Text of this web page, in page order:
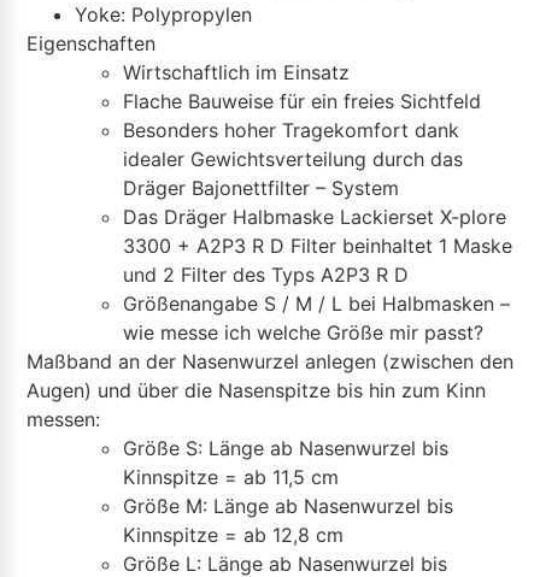
Yoke: Polypropylen
Eigenschaften
Wirtschaftlich im Einsatz
Flache Bauweise für ein freies Sichtfeld
Besonders hoher Tragekomfort dank
idealer Gewichtsverteilung durch das
Dräger Bajonettfilter – System
Das Dräger Halbmaske Lackierset X-plore
3300 + A2P3 R D Filter beinhaltet 1 Maske
und 2 Filter des Typs A2P3 R D
Größenangabe S / M / L bei Halbmasken –
wie messe ich welche Größe mir passt?
Maßband an der Nasenwurzel anlegen (zwischen den
Augen) und über die Nasenspitze bis hin zum Kinn
messen:
Größe S: Länge ab Nasenwurzel bis
Kinnspitze = ab 11,5 cm
Größe M: Länge ab Nasenwurzel bis
Kinnspitze = ab 12,8 cm
Größe L: Länge ab Nasenwurzel bis